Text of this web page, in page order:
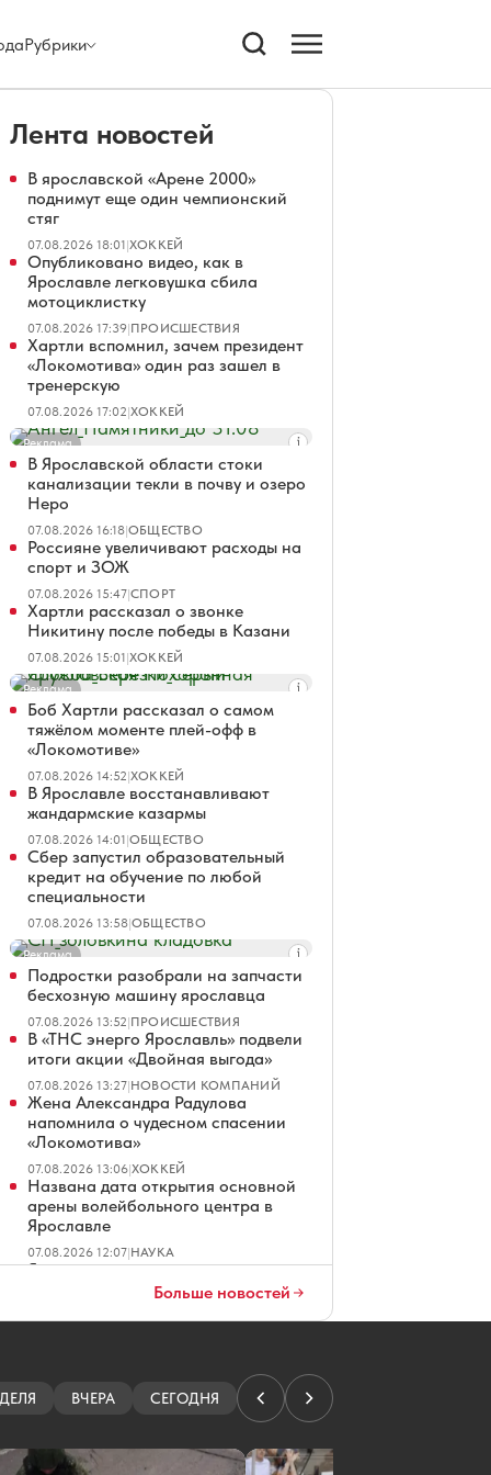
Рубрики
Лента новостей
В ярославской «Арене 2000»
поднимут еще один чемпионский
стяг
07.08.2026 18:01|ХОККЕЙ
Опубликовано видео, как в
Ярославле легковушка сбила
мотоциклистку
07.08.2026 17:39|ПРОИСШЕСТВИЯ
Хартли вспомнил, зачем президент
«Локомотива» один раз зашел в
тренерскую
07.08.2026 17:02|ХОККЕЙ
Реклама
В Ярославской области стоки
канализации текли в почву и озеро
Неро
07.08.2026 16:18|ОБЩЕСТВО
Россияне увеличивают расходы на
спорт и ЗОЖ
07.08.2026 15:47|СПОРТ
Хартли рассказал о звонке
Никитину после победы в Казани
07.08.2026 15:01|ХОККЕЙ
Реклама
Боб Хартли рассказал о самом
тяжёлом моменте плей-офф в
«Локомотиве»
07.08.2026 14:52|ХОККЕЙ
В Ярославле восстанавливают
жандармские казармы
07.08.2026 14:01|ОБЩЕСТВО
Сбер запустил образовательный
кредит на обучение по любой
специальности
07.08.2026 13:58|ОБЩЕСТВО
Реклама
Подростки разобрали на запчасти
бесхозную машину ярославца
07.08.2026 13:52|ПРОИСШЕСТВИЯ
В «ТНС энерго Ярославль» подвели
итоги акции «Двойная выгода»
07.08.2026 13:27|НОВОСТИ КОМПАНИЙ
Жена Александра Радулова
напомнила о чудесном спасении
«Локомотива»
07.08.2026 13:06|ХОККЕЙ
Названа дата открытия основной
арены волейбольного центра в
Ярославле
07.08.2026 12:07|НАУКА
Ярославцу грозит пожизненный
срок за госизмену
Ярославец не смог оспорить штраф
и пени от каршеринговой компании
В Ярославле вода в доме стала по-
Больше новостей
ВЧЕРА СЕГОДНЯ